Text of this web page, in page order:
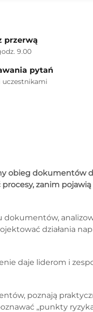
przerwą
9.00
pytań
uczestnikami
obieg dokumentów
zanim pojawią
dokumentów,
działania
daje liderom i
poznają
„punkty